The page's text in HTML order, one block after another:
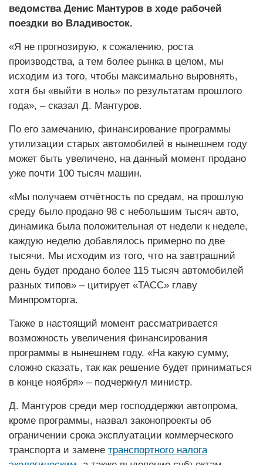
ведомства Денис Мантуров в ходе рабочей
поездки во Владивосток.
«Я не прогнозирую, к сожалению, роста
производства, а тем более рынка в целом, мы
исходим из того, чтобы максимально выровнять,
хотя бы «выйти в ноль» по результатам прошлого
года», – сказал Д. Мантуров.
По его замечанию, финансирование программы
утилизации старых автомобилей в нынешнем году
может быть увеличено, на данный момент продано
уже почти 100 тысяч машин.
«Мы получаем отчётность по средам, на прошлую
среду было продано 98 с небольшим тысяч авто,
динамика была положительная от недели к неделе,
каждую неделю добавлялось примерно по две
тысячи. Мы исходим из того, что на завтрашний
день будет продано более 115 тысяч автомобилей
разных типов» – цитирует «ТАСС» главу
Минпромторга.
Также в настоящий момент рассматривается
возможность увеличения финансирования
программы в нынешнем году. «На какую сумму,
сложно сказать, так как решение будет приниматься
в конце ноября» – подчеркнул министр.
Д. Мантуров среди мер господдержки автопрома,
кроме программы, назвал законопроекты об
ограничении срока эксплуатации коммерческого
транспорта и замене транспортного налога